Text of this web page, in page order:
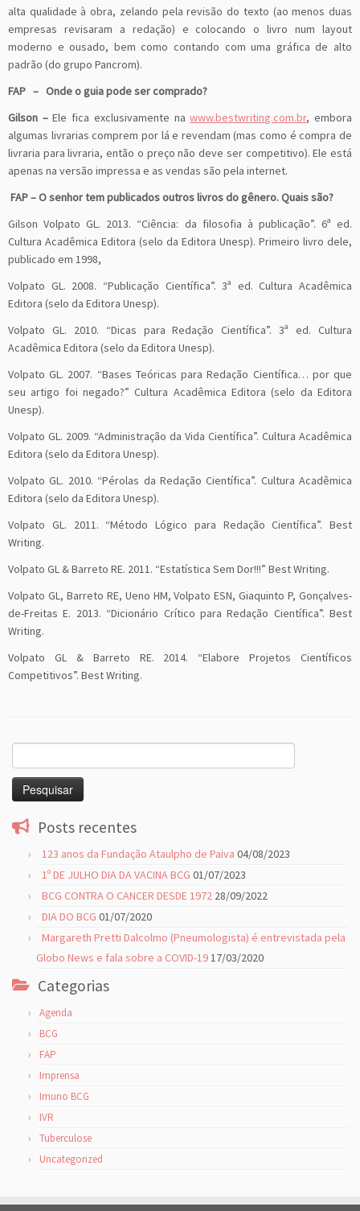
alta qualidade à obra, zelando pela revisão do texto (ao menos duas
empresas revisaram a redação) e colocando o livro num layout
moderno e ousado, bem como contando com uma gráfica de alto
padrão (do grupo Pancrom).
FAP – Onde o guia pode ser comprado?
Gilson –Ele fica exclusivamente nawww.bestwriting.com.br, embora
algumas livrarias comprem por lá e revendam (mas como é compra de
livraria para livraria, então o preço não deve ser competitivo). Ele está
apenas na versão impressa e as vendas são pela internet.
FAP – O senhor tem publicados outros livros do gênero. Quais são?
Gilson Volpato GL. 2013. “Ciência: da filosofia à publicação”. 6ª ed.
Cultura Acadêmica Editora (selo da Editora Unesp). Primeiro livro dele,
publicado em 1998,
Volpato GL. 2008. “Publicação Científica”. 3ª ed. Cultura Acadêmica
Editora (selo da Editora Unesp).
Volpato GL. 2010. “Dicas para Redação Científica”. 3ª ed. Cultura
Acadêmica Editora (selo da Editora Unesp).
Volpato GL. 2007. “Bases Teóricas para Redação Científica… por que
seu artigo foi negado?” Cultura Acadêmica Editora (selo da Editora
Unesp).
Volpato GL. 2009. “Administração da Vida Científica”. Cultura Acadêmica
Editora (selo da Editora Unesp).
Volpato GL. 2010. “Pérolas da Redação Científica”. Cultura Acadêmica
Editora (selo da Editora Unesp).
Volpato GL. 2011. “Método Lógico para Redação Científica”. Best
Writing.
Volpato GL & Barreto RE. 2011. “Estatística Sem Dor!!!” Best Writing.
Volpato GL, Barreto RE, Ueno HM, Volpato ESN, Giaquinto P, Gonçalves-
de-Freitas E. 2013. “Dicionário Crítico para Redação Científica”. Best
Writing.
Volpato GL & Barreto RE. 2014. “Elabore Projetos Científicos
Competitivos”. Best Writing.
por:
Posts recentes
123 anos da Fundação Ataulpho de Paiva 04/08/2023
1º DE JULHO DIA DA VACINA BCG 01/07/2023
BCG CONTRA O CANCER DESDE 1972 28/09/2022
DIA DO BCG 01/07/2020
Margareth Pretti Dalcolmo (Pneumologista) é entrevistada pela
Globo News e fala sobre a COVID-1917/03/2020
Categorias
Agenda
BCG
FAP
Imprensa
Imuno BCG
IVR
Tuberculose
Uncategorized